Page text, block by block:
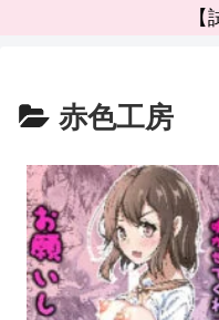
赤色工房